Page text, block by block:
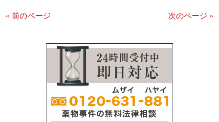
« 前のページ
次のページ »